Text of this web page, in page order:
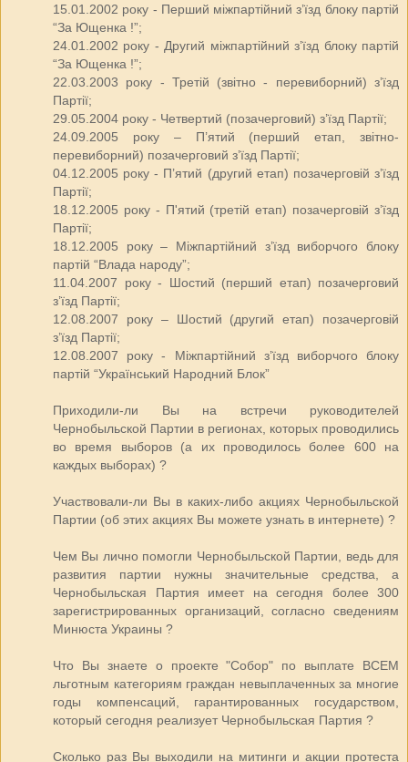
15.01.2002 року - Перший міжпартійний з’їзд блоку партій
“За Ющенка !”;
24.01.2002 року - Другий міжпартійний з’їзд блоку партій
“За Ющенка !”;
22.03.2003 року - Третій (звітно - перевиборний) з’їзд
Партії;
29.05.2004 року - Четвертий (позачерговий) з’їзд Партії;
24.09.2005 року – П’ятий (перший етап, звітно-
перевиборний) позачерговий з’їзд Партії;
04.12.2005 року - П’ятий (другий етап) позачерговій з’їзд
Партії;
18.12.2005 року - П'ятий (третій етап) позачерговій з’їзд
Партії;
18.12.2005 року – Міжпартійний з’їзд виборчого блоку
партій “Влада народу”;
11.04.2007 року - Шостий (перший етап) позачерговий
з’їзд Партії;
12.08.2007 року – Шостий (другий етап) позачерговій
з’їзд Партії;
12.08.2007 року - Міжпартійний з’їзд виборчого блоку
партій “Український Народний Блок”
Приходили-ли Вы на встречи руководителей
Чернобыльской Партии в регионах, которых проводились
во время выборов (а их проводилось более 600 на
каждых выборах) ?
Участвовали-ли Вы в каких-либо акциях Чернобыльской
Партии (об этих акциях Вы можете узнать в интернете) ?
Чем Вы лично помогли Чернобыльской Партии, ведь для
развития партии нужны значительные средства, а
Чернобыльская Партия имеет на сегодня более 300
зарегистрированных организаций, согласно сведениям
Минюста Украины ?
Что Вы знаете о проекте "Собор" по выплате ВСЕМ
льготным категориям граждан невыплаченных за многие
годы компенсаций, гарантированных государством,
который сегодня реализует Чернобыльская Партия ?
Сколько раз Вы выходили на митинги и акции протеста